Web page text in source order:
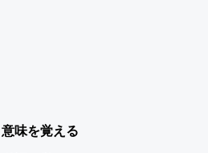
意味を覚える